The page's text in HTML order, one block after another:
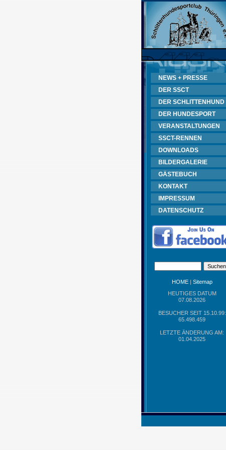
NEWS + PRESSE
DER SSCT
DER SCHLITTENHUND
DER HUNDESPORT
VERANSTALTUNGEN
SSCT-RENNEN
DOWNLOADS
BILDERGALERIE
GÄSTEBUCH
KONTAKT
IMPRESSUM
DATENSCHUTZ
HOME| Sitemap
HEUTIGES DATUM
07.08.2026
BESUCHER SEIT 15.10.99:
65.498.459
LETZTE ÄNDERUNG AM:
01.04.2025